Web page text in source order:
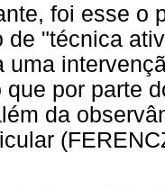
foi esse o
de "técnica
uma
que por parte
da